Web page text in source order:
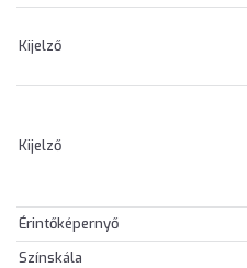
Kijelző
Kijelző
Érintőképernyő
Színskála